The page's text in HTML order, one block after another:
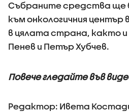
Събраните средства ще
към онкологичния център
в цялата страна, както
Пенев и Петър Хубчев.
Повече гледайте във
Редактор: Ивета